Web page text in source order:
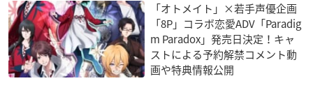
「オトメイト」×若手声優企画
「8P」コラボ恋愛ADV「Paradig
m Paradox」発売日決定！キャ
ストによる予約解禁コメント動
画や特典情報公開